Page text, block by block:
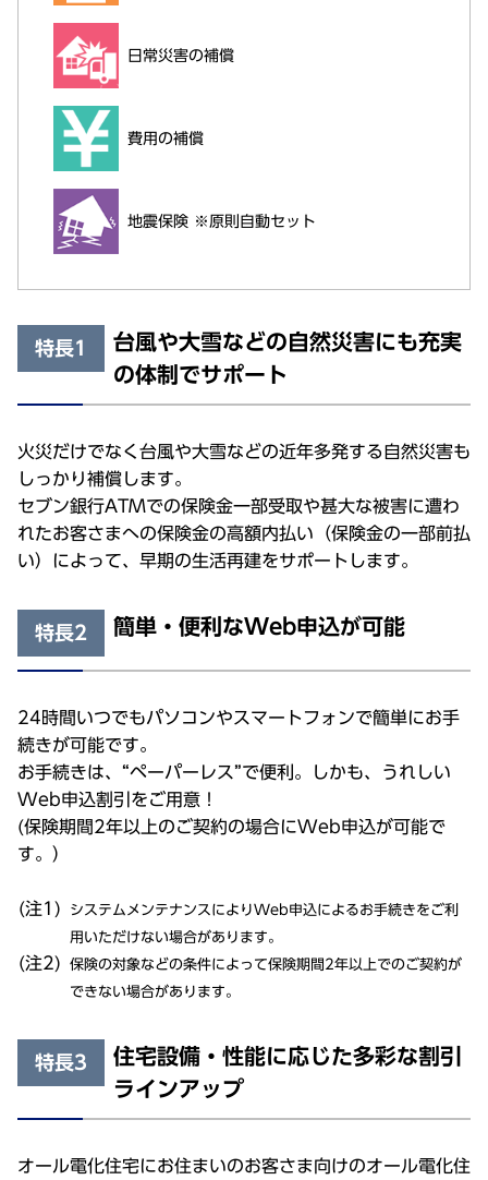
日常災害の補償
費用の補償
地震保険 ※原則自動セット
特長1
台風や大雪などの自然災害にも充実
の体制でサポート
火災だけでなく台風や大雪などの近年多発する自然災害も
しっかり補償します。
セブン銀行ATMでの保険金一部受取や甚大な被害に遭わ
れたお客さまへの保険金の高額内払い（保険金の一部前払
い）によって、早期の生活再建をサポートします。
特長2 簡単・便利なWeb申込が可能
24時間いつでもパソコンやスマートフォンで簡単にお手
続きが可能です。
お手続きは、“ペーパーレス”で便利。しかも、うれしい
Web申込割引をご用意！
(保険期間2年以上のご契約の場合にWeb申込が可能で
す。）
システムメンテナンスによりWeb申込によるお手続きをご利
用いただけない場合があります。
保険の対象などの条件によって保険期間2年以上でのご契約が
できない場合があります。
特長3
住宅設備・性能に応じた多彩な割引
ラインアップ
オール電化住宅にお住まいのお客さま向けのオール電化住